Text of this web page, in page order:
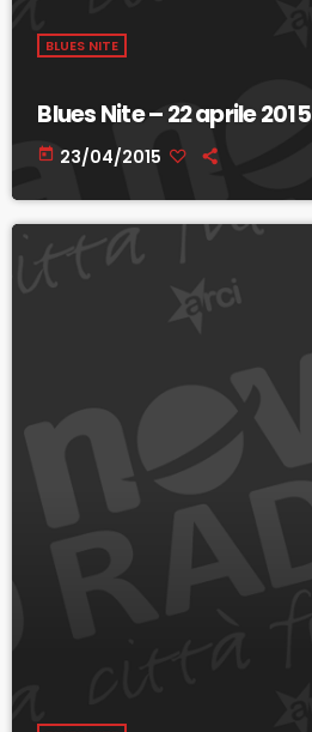
BLUES NITE
Blues Nite – 22 aprile 2015
today 23/04/2015